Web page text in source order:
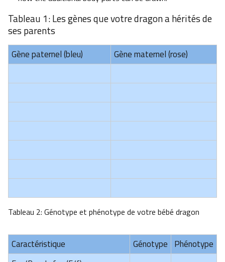
Gène paternel (bleu) Gène maternel (rose)
Tableau 1: Les gènes que votre dragon a hérités de
ses parents
Caractéristique Génotype Phénotype
Tableau 2: Génotype et phénotype de votre bébé dragon